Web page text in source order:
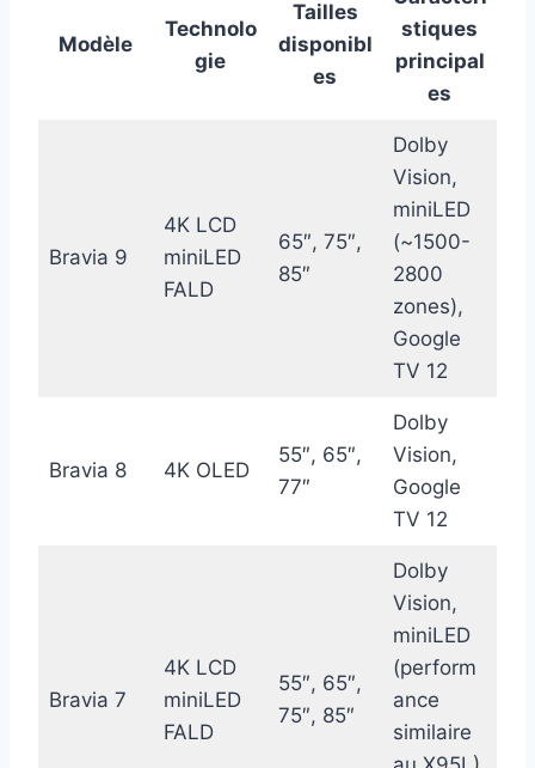
Modèle
Technolo
gie
Tailles
disponibl
es
stiques
principal
es
Bravia 9
4K LCD
miniLED
FALD
65″, 75″,
85″
Dolby
Vision,
miniLED
(~1500-
2800
zones),
Google
TV 12
Bravia 8 4K OLED
55″, 65″,
77″
Dolby
Vision,
Google
TV 12
Bravia 7
4K LCD
miniLED
FALD
55″, 65″,
75″, 85″
Dolby
Vision,
miniLED
(perform
ance
similaire